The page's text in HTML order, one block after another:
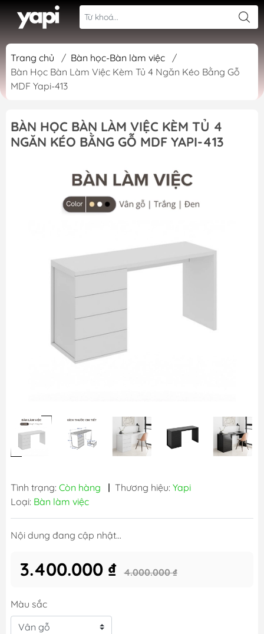
Trang chủ / Bàn học-Bàn làm việc
/
Bàn Học Bàn Làm Việc Kèm Tủ 4 Ngăn Kéo Bằng Gỗ
MDF Yapi-413
BÀN HỌC BÀN LÀM VIỆC KÈM TỦ 4
NGĂN KÉO BẰNG GỖ MDF YAPI-413
Tình trạng: Còn hàng | Thương hiệu: Yapi
Loại: Bàn làm việc
Nội dung đang cập nhật...
3.400.000 ₫ 4.000.000 ₫
Màu sắc